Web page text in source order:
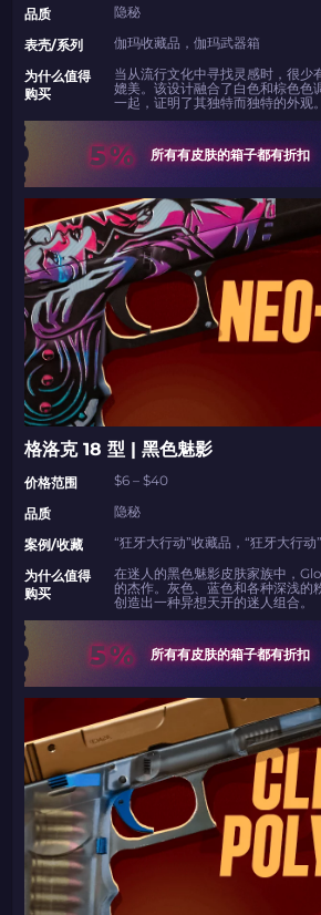
品质
隐秘
表壳/系列
伽玛收藏品，伽玛武器箱
为什么值得
购买
当从流行文化中寻找灵感时，很少
媲美。该设计融合了白色和棕色色
一起，证明了其独特而独特的外观。
5% 所有有皮肤的箱子都有折扣
格洛克 18 型 | 黑色魅影
价格范围
$6 – $40
品质
隐秘
案例/收藏
“狂牙大行动”收藏品，“狂牙大行动
为什么值得
购买
在迷人的黑色魅影皮肤家族中，
的杰作。灰色、蓝色和各种深浅的
创造出一种异想天开的迷人组合。
5% 所有有皮肤的箱子都有折扣